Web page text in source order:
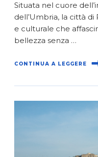
Situata nel cuore
dell’Umbria, la città
e culturale che
bellezza senza …
CONTINUA A LEGGERE